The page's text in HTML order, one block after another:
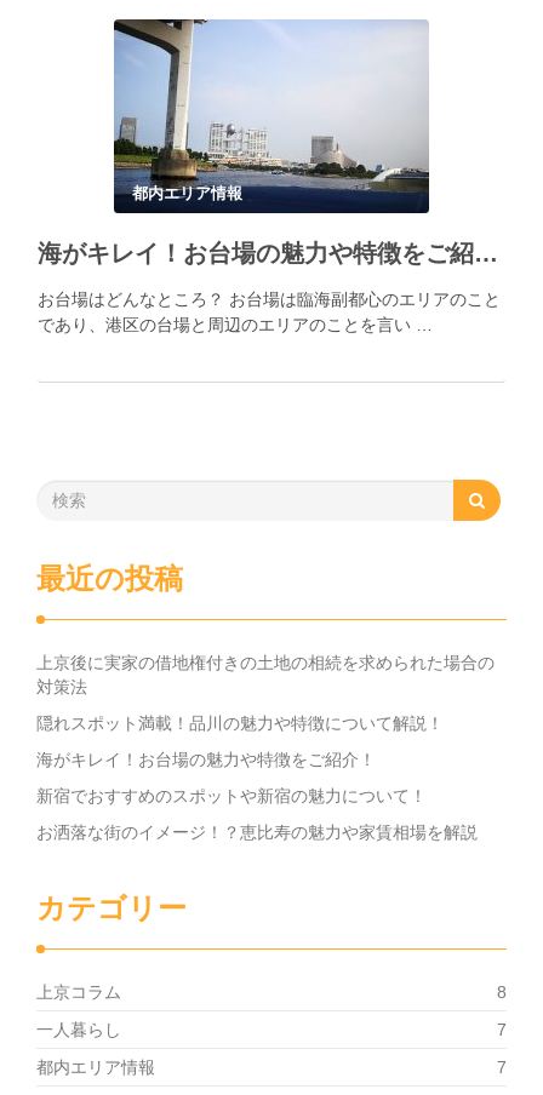
都内エリア情報
海がキレイ！お台場の魅力や特徴をご紹介！
お台場はどんなところ？ お台場は臨海副都心のエリアのこと
であり、港区の台場と周辺のエリアのことを言い …
最近の投稿
上京後に実家の借地権付きの土地の相続を求められた場合の
対策法
隠れスポット満載！品川の魅力や特徴について解説！
海がキレイ！お台場の魅力や特徴をご紹介！
新宿でおすすめのスポットや新宿の魅力について！
お洒落な街のイメージ！？恵比寿の魅力や家賃相場を解説
カテゴリー
上京コラム
8
一人暮らし
7
都内エリア情報
7